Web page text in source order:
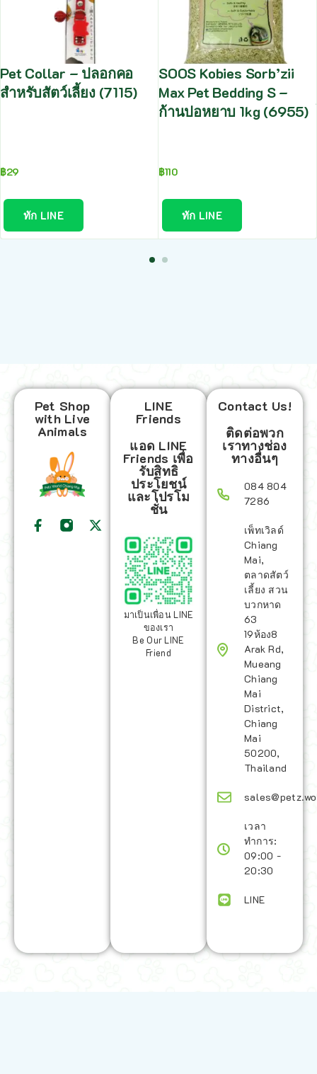
Pet Collar – ปลอกคอ
สำหรับสัตว์เลี้ยง (7115)
฿29
ทัก LINE
SOOS Kobies Sorb’zii
Max Pet Bedding S –
ก้านปอหยาบ 1kg (6955)
฿110
ทัก LINE
Pet Shop
with Live
Animals
LINE
Friends
แอด LINE
Friends เพื่อ
รับสิทธิ
ประโยชน์
และโปรโม
ชั่น
มาเป็นเพื่อน LINE
ของเรา
Be Our LINE
Friend
Contact Us!
ติดต่อพวก
เราทางช่อง
ทางอื่นๆ
084 804
7286
เพ็ทเวิลด์
Chiang
Mai,
ตลาดสัตว์
เลี้ยง สวน
บวกหาด
63
19ห้อง8
Arak Rd,
Mueang
Chiang
Mai
District,
Chiang
Mai
50200,
Thailand
เวลา
ทำการ:
09:00 -
20:30
LINE